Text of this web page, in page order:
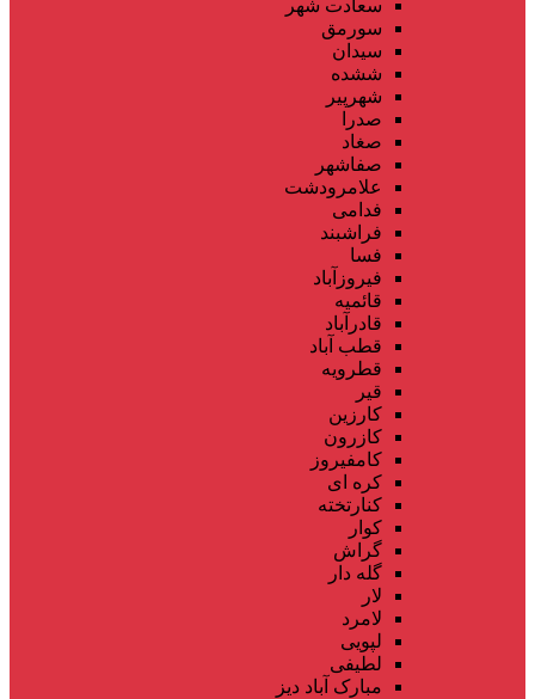
سعادت شهر
سورمق
سیدان
ششده
شهرپیر
صدرا
صغاد
صفاشهر
علامرودشت
فدامی
فراشبند
فسا
فیروزآباد
قائمیه
قادرآباد
قطب آباد
قطرویه
قیر
کارزین
کازرون
کامفیروز
کره ای
کنارتخته
کوار
گراش
گله دار
لار
لامرد
لپویی
لطیفی
مبارک آباد دیز